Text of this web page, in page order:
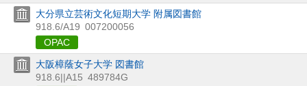
大分県立芸術文化短期大学 附属図書館
918.6/A19 007200056
OPAC
大阪樟蔭女子大学 図書館
918.6||A15 489784G